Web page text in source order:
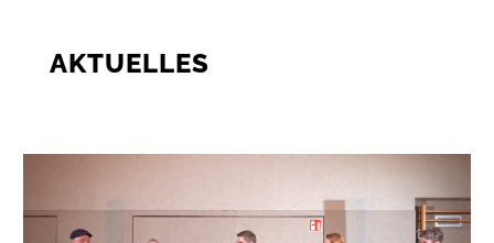
AKTUELLES